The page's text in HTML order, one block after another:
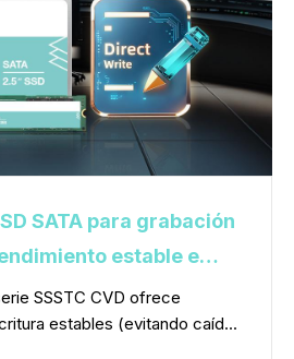
SATA para grabación
estable e
SSSTC CVD ofrece
estables (evitando caíd...